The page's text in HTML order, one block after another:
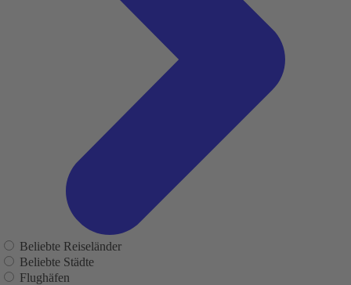
Beliebte Reiseländer
Beliebte Städte
Flughäfen